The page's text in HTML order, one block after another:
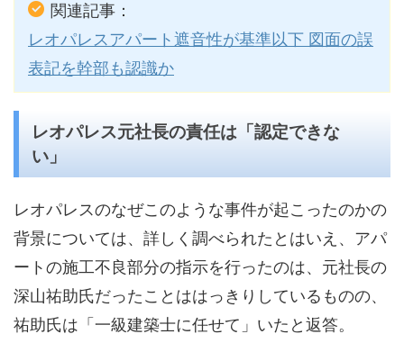
関連記事：
レオパレスアパート遮音性が基準以下 図面の誤
表記を幹部も認識か
レオパレス元社長の責任は「認定できな
い」
レオパレスのなぜこのような事件が起こったのかの
背景については、詳しく調べられたとはいえ、アパ
ートの施工不良部分の指示を行ったのは、元社長の
深山祐助氏だったことははっきりしているものの、
祐助氏は「一級建築士に任せて」いたと返答。